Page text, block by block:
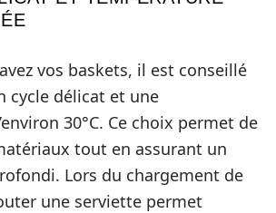
vos baskets, il est conseillé
cycle délicat et une
30°C. Ce choix permet de
tout en assurant un
Lors du chargement de
une serviette permet